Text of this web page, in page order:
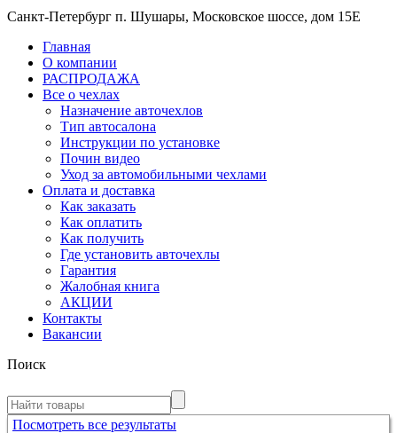
Санкт-Петербург п. Шушары, Московское шоссе, дом 15Е
Главная
О компании
РАСПРОДАЖА
Все о чехлах
Назначение авточехлов
Тип автосалона
Инструкции по установке
Почин видео
Уход за автомобильными чехлами
Оплата и доставка
Как заказать
Как оплатить
Как получить
Где установить авточехлы
Гарантия
Жалобная книга
АКЦИИ
Контакты
Вакансии
Поиск
Посмотреть все результаты